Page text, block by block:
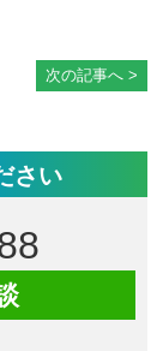
次の記事へ
さい